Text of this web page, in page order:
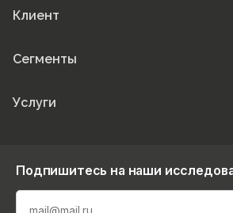
Клиент
Сегменты
Услуги
Подпишитесь на наши